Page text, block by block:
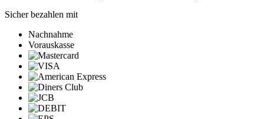
Sicher bezahlen mit
Nachnahme
Vorauskasse